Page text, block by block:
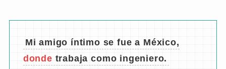
Mi amigo íntimo se fue a México,
donde trabaja como ingeniero.